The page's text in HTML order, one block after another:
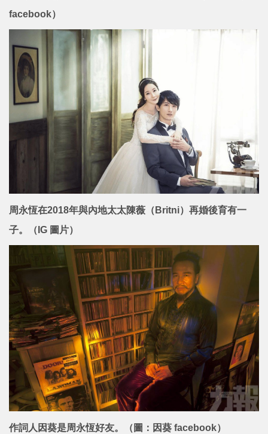
facebook）
周永恆在2018年與內地太太陳薇（Britni）再婚後育有一
子。（IG 圖片）
作詞人因葵是周永恆好友。（圖：因葵 facebook）